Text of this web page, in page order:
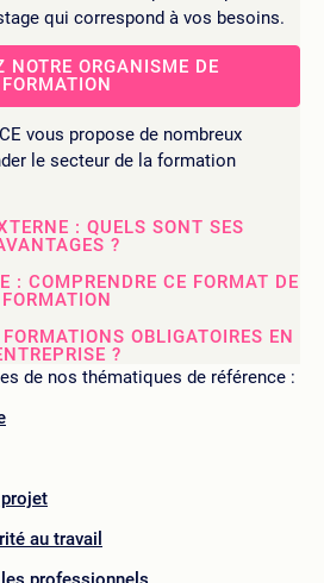
qui correspond à vos besoins.
NOTRE ORGANISME DE
FORMATION
vous propose de nombreux
le secteur de la formation
: QUELS SONT SES
?
: COMPRENDRE CE FORMAT DE
FORMATION
OBLIGATOIRES EN
?
de nos thématiques de référence :
au travail